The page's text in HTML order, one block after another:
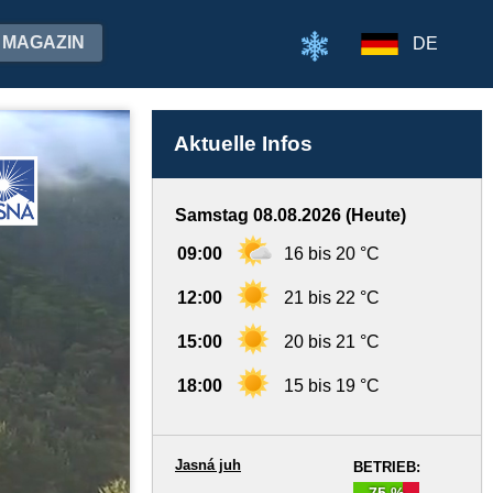
MAGAZIN DE
Aktuelle Infos
Samstag 08.08.2026 (Heute)
09:00 16 bis 20 °C
12:00 21 bis 22 °C
15:00 20 bis 21 °C
18:00 15 bis 19 °C
BETRIEB:
Jasná juh